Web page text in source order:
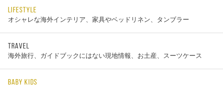
LIFESTYLE
オシャレな海外インテリア、家具やベッドリネン、タンブラー
TRAVEL
海外旅行、ガイドブックにはない現地情報、お土産、スーツケース
BABY KIDS